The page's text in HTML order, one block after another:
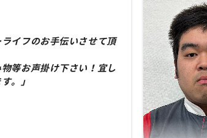
イフのお手伝いさせて頂
等お声掛け下さい！宜し
。」